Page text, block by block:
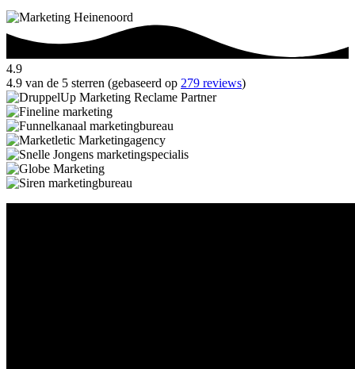
4.9
4.9 van de 5 sterren (gebaseerd op 279 reviews)